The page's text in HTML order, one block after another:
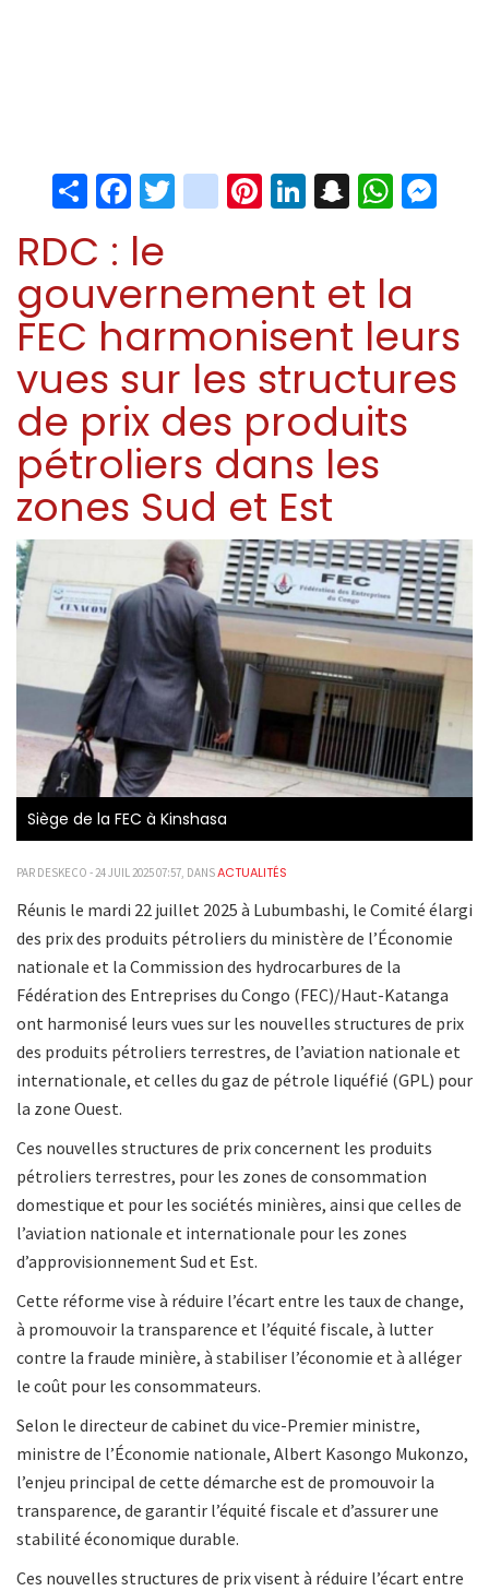
ShareFacebook
Twitter
instagram
Pinterest
LinkedIn
Snapchat
RDC : le
gouvernement et la
FEC harmonisent leurs
vues sur les structures
de prix des produits
pétroliers dans les
zones Sud et Est
Siège de la FEC à Kinshasa
PAR DESKECO - 24 JUIL 2025 07:57, DANSACTUALITÉS
Réunis le mardi 22 juillet 2025 à Lubumbashi, le Comité élargi
des prix des produits pétroliers du ministère de l’Économie
nationale et la Commission des hydrocarbures de la
Fédération des Entreprises du Congo (FEC)/Haut-Katanga
ont harmonisé leurs vues sur les nouvelles structures de prix
des produits pétroliers terrestres, de l’aviation nationale et
internationale, et celles du gaz de pétrole liquéfié (GPL) pour
la zone Ouest.
Ces nouvelles structures de prix concernent les produits
pétroliers terrestres, pour les zones de consommation
domestique et pour les sociétés minières, ainsi que celles de
l’aviation nationale et internationale pour les zones
d’approvisionnement Sud et Est.
Cette réforme vise à réduire l’écart entre les taux de change,
à promouvoir la transparence et l’équité fiscale, à lutter
contre la fraude minière, à stabiliser l’économie et à alléger
le coût pour les consommateurs.
Selon le directeur de cabinet du vice-Premier ministre,
ministre de l’Économie nationale, Albert Kasongo Mukonzo,
l’enjeu principal de cette démarche est de promouvoir la
transparence, de garantir l’équité fiscale et d’assurer une
stabilité économique durable.
Ces nouvelles structures de prix visent à réduire l’écart entre